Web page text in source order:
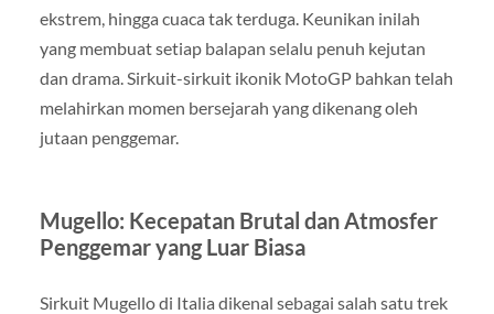
ekstrem, hingga cuaca tak terduga. Keunikan inilah
yang membuat setiap balapan selalu penuh kejutan
dan drama. Sirkuit-sirkuit ikonik MotoGP bahkan telah
melahirkan momen bersejarah yang dikenang oleh
jutaan penggemar.
Mugello: Kecepatan Brutal dan Atmosfer
Penggemar yang Luar Biasa
Sirkuit Mugello di Italia dikenal sebagai salah satu trek